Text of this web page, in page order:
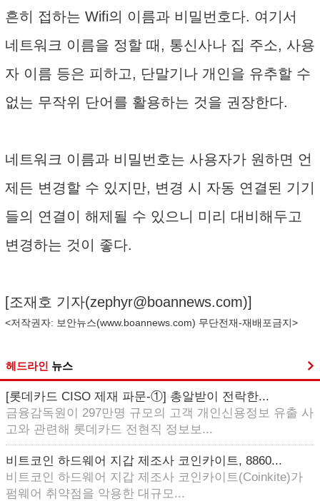
흔히 접하는 Wifi의 이름과 비밀번호다. 여기서
네트워크 이름을 정할 때, 통신사나 집 주소, 사용
자 이름 등은 피하고, 단말기나 개인을 유추할 수
없는 무작위 단어를 활용하는 것을 권장한다.
네트워크 이름과 비밀번호는 사용자가 원하면 언
제든 변경할 수 있지만, 변경 시 자동 연결된 기기
들의 연결이 해제될 수 있으니 미리 대비해두고
변경하는 것이 좋다.
[조재호 기자(zephyr@boannews.com)]
<저작권자: 보안뉴스(www.boannews.com) 무단전재-재배포금지>
헤드라인 뉴스
[롯데카드 CISO 제재 파문-①] 총알받이 전락한...
금융감독원이 297만명 규모의 고객 개인신용정보 유출 사
고와 관련해 롯데카드 전현직 정보보...
비트코인 하드웨어 지갑 제조사 코인카이트, 8860...
비트코인 하드웨어 지갑 제조사 코인카이트(Coinkite)가
펌웨어 취약점을 악용한 대규모...